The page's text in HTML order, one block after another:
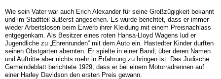
Wie sein Vater war auch Erich Alexander für seine Großzügigkeit bekannt
und im Stadtteil äußerst angesehen. Es wurde berichtet, dass er immer
wieder Arbeitslosen beim Erwerb ihrer Kleidung mit einem Preisnachlass
entgegenkam. Als Besitzer eines roten Hansa-Lloyd Wagens lud er
Jugendliche zu „Ehrenrunden“ mit dem Auto ein. Hastedter Kinder durften
seinen Obstgarten abernten. Er spielte in einer Band, über deren Namen
und Auftritte aber nichts mehr in Erfahrung zu bringen ist. Das Jüdische
Gemeindeblatt berichtete 1929, dass er bei einem Motorradrennen auf
einer Harley Davidson den ersten Preis gewann.